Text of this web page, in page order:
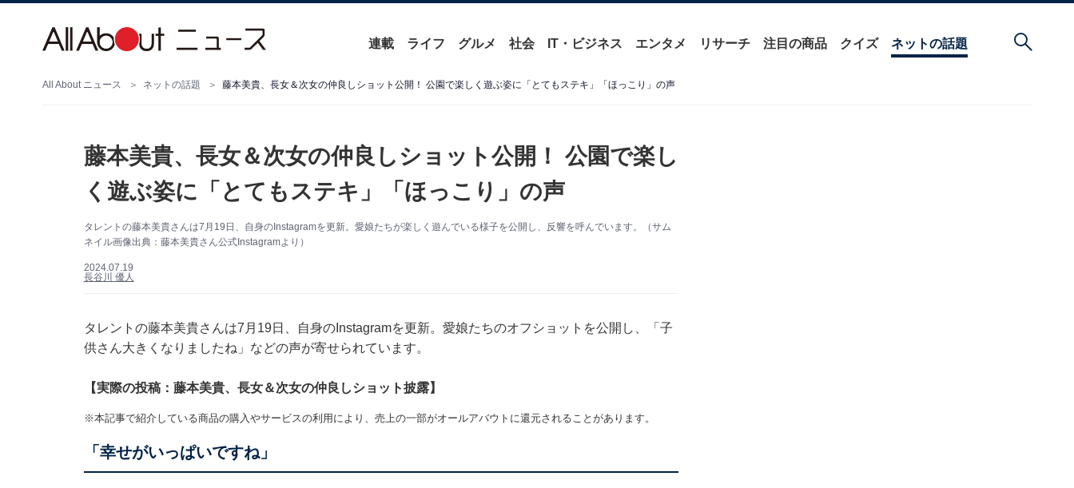
連載 ライフ グルメ 社会 IT・ビジネス エンタメ リサーチ 注目の商品 クイズ ネットの話題
All About ニュース ネットの話題 藤本美貴、長女＆次女の仲良しショット公開！ 公園で楽しく遊ぶ姿に「とてもステキ」「ほっこり」の声
藤本美貴、長女＆次女の仲良しショット公開！ 公園で楽し
く遊ぶ姿に「とてもステキ」「ほっこり」の声
タレントの藤本美貴さんは7月19日、自身のInstagramを更新。愛娘たちが楽しく遊んでいる様子を公開し、反響を呼んでいます。（サム
ネイル画像出典：藤本美貴さん公式Instagramより）
2024.07.19
長谷川 優人
タレントの藤本美貴さんは7月19日、自身のInstagramを更新。愛娘たちのオフショットを公開し、「子
供さん大きくなりましたね」などの声が寄せられています。
【実際の投稿：藤本美貴、長女＆次女の仲良しショット披露】
※本記事で紹介している商品の購入やサービスの利用により、売上の一部がオールアバウトに還元されることがあります。
「幸せがいっぱいですね」